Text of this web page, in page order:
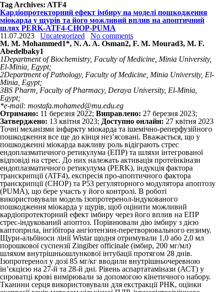
Tag Archives: ATF4
Кардіопротекторний ефект імбиру на моделі пошкодження
міокарда у щурів та його можливий вплив на апоптичний
шлях PERK-ATF4-CHOP-PUMA
11.07.2023
Uncategorized
No comments
M. M. Mohammed1*, N. A. A. Osman2, F. M. Mourad3, M. F.
Abedelbaky1
1Department of Biochemistry, Faculty of Medicine, Minia University,
El-Minia, Egypt;
2Department of Pathology, Faculty of Medicine, Minia University, El-
Minia, Egypt;
3BS Pharm, Faculty of Pharmacy, Deraya University, El-Minia,
Egypt;
*e-mail: mostafa.mohamed@mu.edu.eg
Отримано: 11 березня 2022; Виправлено: 27 березня 2023;
Затверджено: 13 квітня 2023; Доступно онлайн: 27 квітня 2023
Точні механізми інфаркту міокарда та ішемічно-реперфузійного
пошкодження все ще до кінця нез’ясовані. Вважається, що у
пошкодженні міокарда важливу роль відіграють стрес
ендоплазматичного ретикулума (ЕПР) та шляхи інтегрованої
відповіді на стрес. До них належать активація протеїнкінази
ендоплазматичного ретикулума (PERK), індукція фактора
транскрипції (ATF4), експресія про-апоптичного фактора
транскрипції (CHOP) та P53 регуляторного модулятора апоптозу
(PUMA), що бере участь у його контролі. В роботі
використовували модель ізопротеренол-індукованого
пошкодження міокарда у щурів, щоб оцінити можливий
кардіопротекторний ефект імбиру через його вплив на ЕПР
стрес-індукований апоптоз. Порівнювали дію імбиру з дією
каптоприла, інгібітора ангіотензин-перетворювального ензиму.
Щури-альбіноси лінії Wistar щодня отримували 1,0 або 2,0 мл
порошкової суспензії Zingiber officinale (імбир, 200 мг/мл)
шляхом внутрішньошлункової інтубації протягом 28 днів.
Ізопротеренол у дозі 85 мг/кг вводили внутрішньочеревною
ін’єкцією на 27-й та 28-й дні. Рівень аспартатамінази (АСТ) у
сироватці крові вимірювали за допомогою кінетичного набору.
Тканини серця використовували для екстракції РНК, оцінки